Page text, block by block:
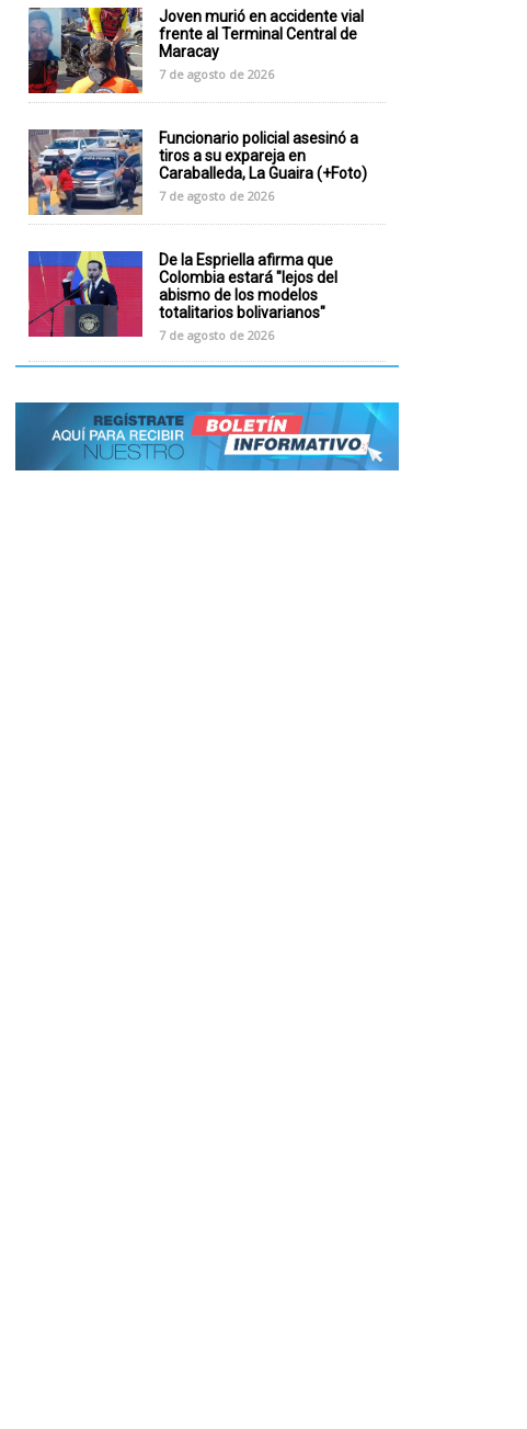
Joven murió en accidente vial
frente al Terminal Central de
Maracay
7 de agosto de 2026
Funcionario policial asesinó a
tiros a su expareja en
Caraballeda, La Guaira (+Foto)
7 de agosto de 2026
De la Espriella afirma que
Colombia estará "lejos del
abismo de los modelos
totalitarios bolivarianos"
7 de agosto de 2026